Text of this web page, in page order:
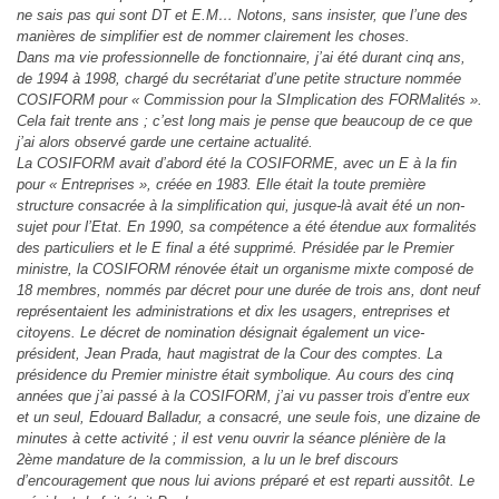
ne sais pas qui sont DT et E.M… Notons, sans insister, que l’une des
manières de simplifier est de nommer clairement les choses.
Dans ma vie professionnelle de fonctionnaire, j’ai été durant cinq ans,
de 1994 à 1998, chargé du secrétariat d’une petite structure nommée
COSIFORM pour « Commission pour la SImplication des FORMalités ».
Cela fait trente ans ; c’est long mais je pense que beaucoup de ce que
j’ai alors observé garde une certaine actualité.
La COSIFORM avait d’abord été la COSIFORME, avec un E à la fin
pour « Entreprises », créée en 1983. Elle était la toute première
structure consacrée à la simplification qui, jusque-là avait été un non-
sujet pour l’Etat. En 1990, sa compétence a été étendue aux formalités
des particuliers et le E final a été supprimé. Présidée par le Premier
ministre, la COSIFORM rénovée était un organisme mixte composé de
18 membres, nommés par décret pour une durée de trois ans, dont neuf
représentaient les administrations et dix les usagers, entreprises et
citoyens. Le décret de nomination désignait également un vice-
président, Jean Prada, haut magistrat de la Cour des comptes. La
présidence du Premier ministre était symbolique. Au cours des cinq
années que j’ai passé à la COSIFORM, j’ai vu passer trois d’entre eux
et un seul, Edouard Balladur, a consacré, une seule fois, une dizaine de
minutes à cette activité ; il est venu ouvrir la séance plénière de la
2ème mandature de la commission, a lu un le bref discours
d’encouragement que nous lui avions préparé et est reparti aussitôt. Le